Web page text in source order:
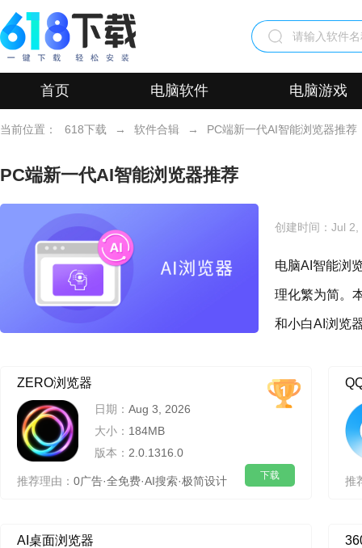
首页 电脑软件 电脑游戏
当前位置： 618下载 → 软件合辑 → PC端新一代AI智能浏览器推荐
PC端新一代AI智能浏览器推荐
创建时间： Jul 2,
电脑AI智能浏
理化繁为简。
和小白AI浏览
ZERO浏览器
日期： Aug 3, 2026
大小： 184MB
版本： 2.0.1316.0
推荐理由： 0广告·全免费·AI搜索·极简设计 下载 推
AI桌面浏览器